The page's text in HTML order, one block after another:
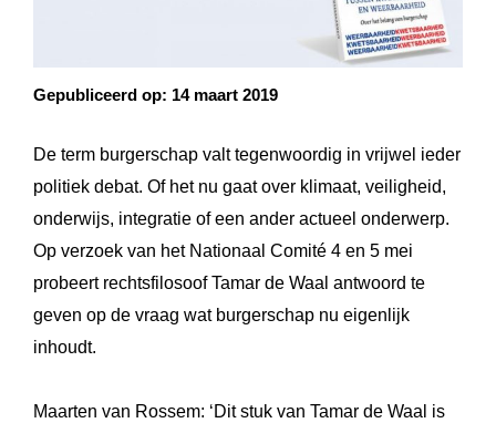
Gepubliceerd op: 14 maart 2019
De term burgerschap valt tegenwoordig in vrijwel ieder
politiek debat. Of het nu gaat over klimaat, veiligheid,
onderwijs, integratie of een ander actueel onderwerp.
Op verzoek van het Nationaal Comité 4 en 5 mei
probeert rechtsfilosoof Tamar de Waal antwoord te
geven op de vraag wat burgerschap nu eigenlijk
inhoudt.
Maarten van Rossem: ‘Dit stuk van Tamar de Waal is